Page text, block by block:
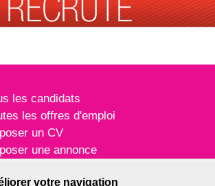
votre navigation
les candidats
les offres d'emploi
un CV
une annonce